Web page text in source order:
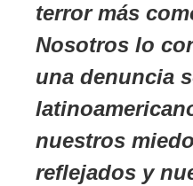
terror más
Nosotros lo
una denuncia
nuestros
reflejados y